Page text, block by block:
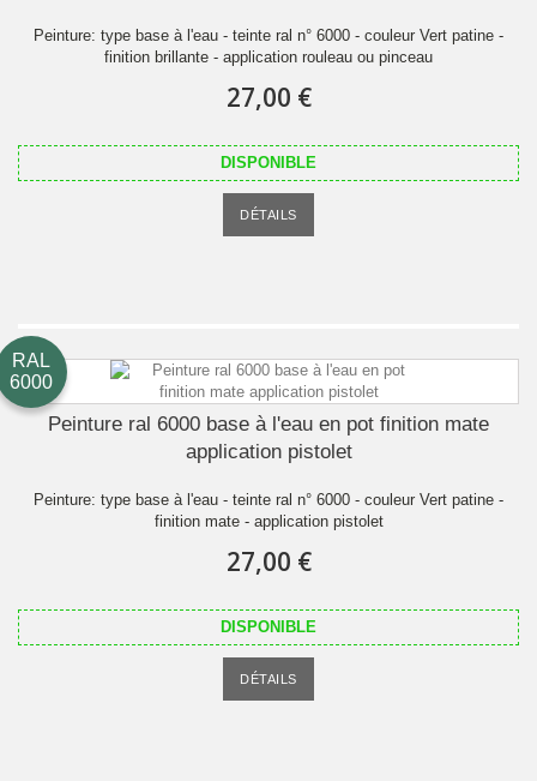
Peinture: type base à l'eau - teinte ral n° 6000 - couleur Vert patine -
finition brillante - application rouleau ou pinceau
27,00 €
DISPONIBLE
DÉTAILS
RAL
6000
Peinture ral 6000 base à l'eau en pot finition mate
application pistolet
Peinture: type base à l'eau - teinte ral n° 6000 - couleur Vert patine -
finition mate - application pistolet
27,00 €
DISPONIBLE
DÉTAILS